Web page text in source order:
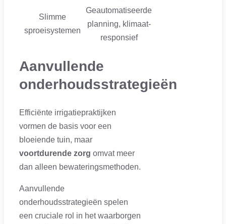
Slimme
sproeisystemen
Geautomatiseerde
planning, klimaat-
responsief
Aanvullende
onderhoudsstrategieën
Efficiënte irrigatiepraktijken
vormen de basis voor een
bloeiende tuin, maar
voortdurende zorg omvat meer
dan alleen bewateringsmethoden.
Aanvullende
onderhoudsstrategieën spelen
een cruciale rol in het waarborgen